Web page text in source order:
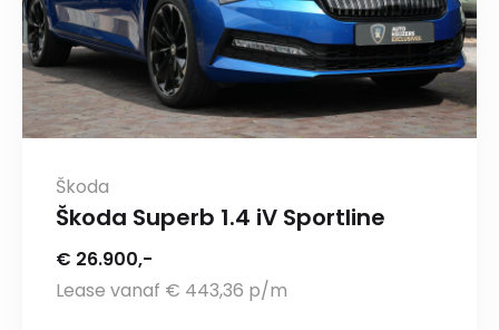
Škoda
Škoda Superb 1.4 iV Sportline
€ 26.900,-
Lease vanaf € 443,36 p/m